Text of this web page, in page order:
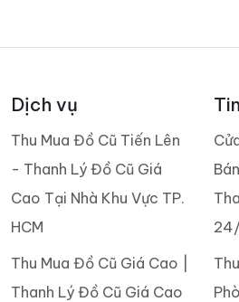
Dịch vụ
Thu Mua Đồ Cũ Tiến Lên
- Thanh Lý Đồ Cũ Giá
Cao Tại Nhà Khu Vực TP.
HCM
Thu Mua Đồ Cũ Giá Cao |
Thanh Lý Đồ Cũ Giá Cao